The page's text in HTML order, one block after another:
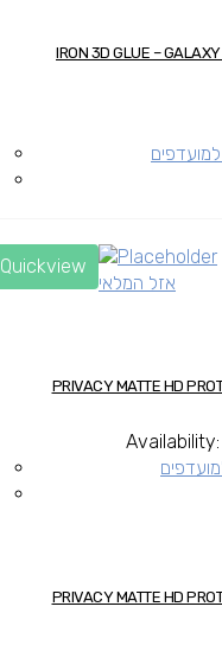
Quickview
אזל המלאי
Availability: